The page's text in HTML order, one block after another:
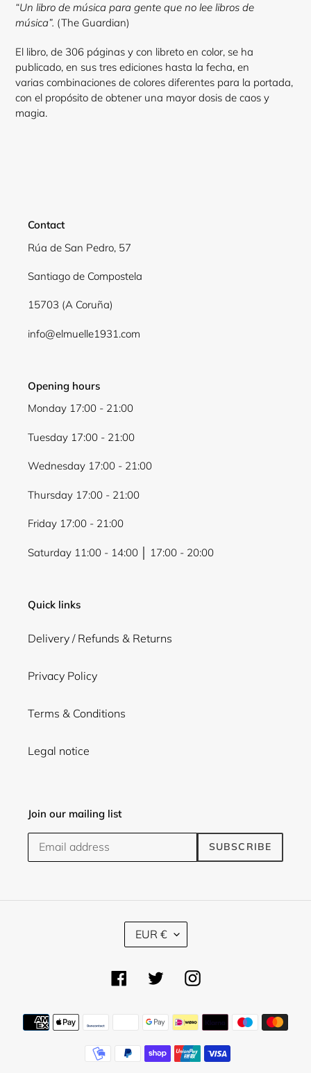
“Un libro de música para gente que no lee libros de
música”. (The Guardian)
El libro, de 306 páginas y con libreto en color, se ha
publicado, en sus tres ediciones hasta la fecha, en
varias combinaciones de colores diferentes para la portada,
con el propósito de obtener una mayor dosis de caos y
magia.
Contact
Rúa de San Pedro, 57
Santiago de Compostela
15703 (A Coruña)
info@elmuelle1931.com
Opening hours
Monday 17:00 - 21:00
Tuesday 17:00 - 21:00
Wednesday 17:00 - 21:00
Thursday 17:00 - 21:00
Friday 17:00 - 21:00
Saturday 11:00 - 14:00 │ 17:00 - 20:00
Quick links
Delivery / Refunds & Returns
Privacy Policy
Terms & Conditions
Legal notice
Join our mailing list
SUBSCRIBE
C
R
E
EUR €
FacebookTwitterInstagram
Payment
methods